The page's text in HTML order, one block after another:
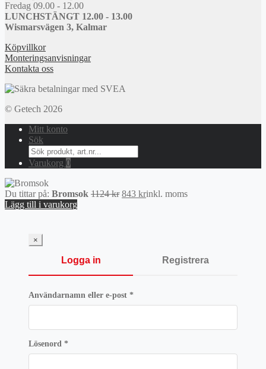
Fredag 09.00 - 12.00
LUNCHSTÄNGT 12.00 - 13.00
Wismarsvägen 3, Kalmar
Köpvillkor
Monteringsanvisningar
Kontakta oss
© Getech 2026
Mitt konto
Sök
Search
for:
Varukorg 0
Du tittar på: Bromsok 1124kr Det
843 krDet
inkl. moms
Lägg till i varukorg
×
Logga in Registrera
Användarnamn eller e-post *Obligatoriskt
Lösenord *Obligatoriskt